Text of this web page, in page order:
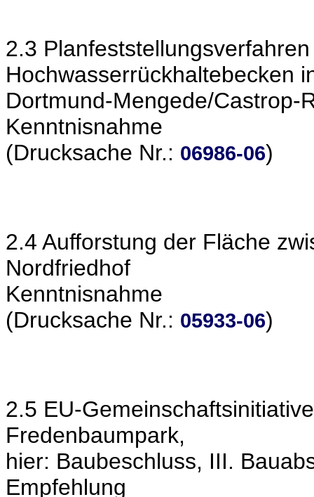
2.3
Hochwasserrückhaltebecken
Dortmund-Mengede/Castrop-
Kenntnisnahme
(Drucksache Nr.: 06986-06)
2.4 Aufforstung der Fläche
Nordfriedhof
Kenntnisnahme
(Drucksache Nr.: 05933-06)
2.5 EU-
Fredenbaumpark,
hier: Baubeschluss, III.
Empfehlung